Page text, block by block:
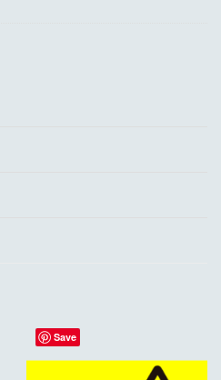
Save